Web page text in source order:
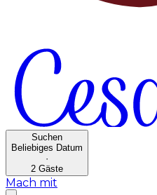
Suchen
Beliebiges Datum
·
2 Gäste
Mach mit